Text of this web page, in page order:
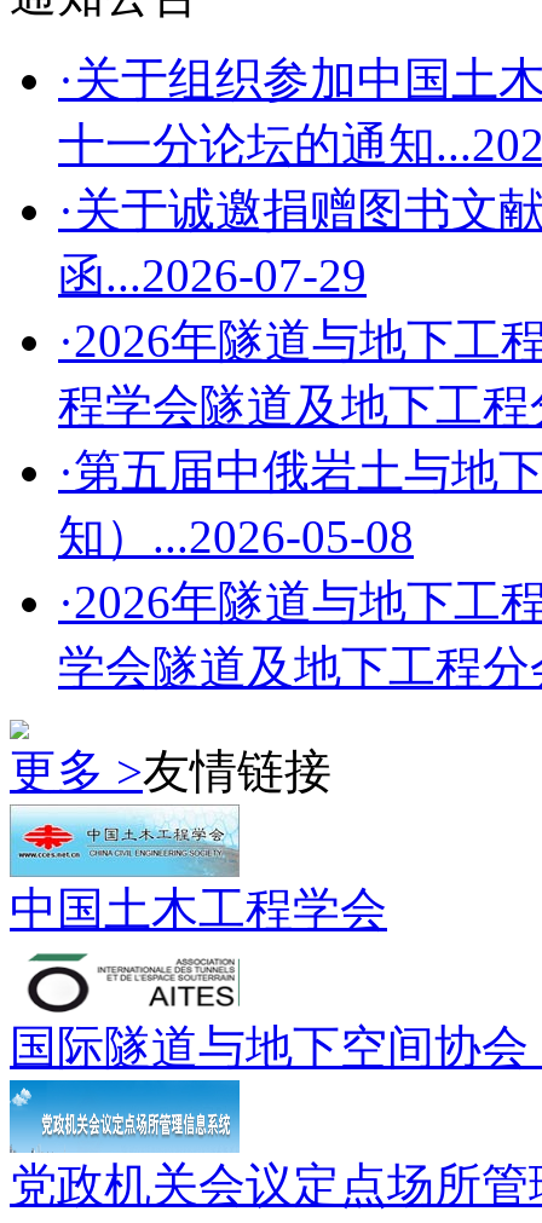
·关于组织参加中国土
十一分论坛的通知...
·关于诚邀捐赠图书文
函...2026-07-29
·2026年隧道与地下工
程学会隧道及地下工
·第五届中俄岩土与地
知）...2026-05-08
·2026年隧道与地下工
学会隧道及地下工程
更多 >友情链接
中国土木工程学会
国际隧道与地下空间协
党政机关会议定点场所